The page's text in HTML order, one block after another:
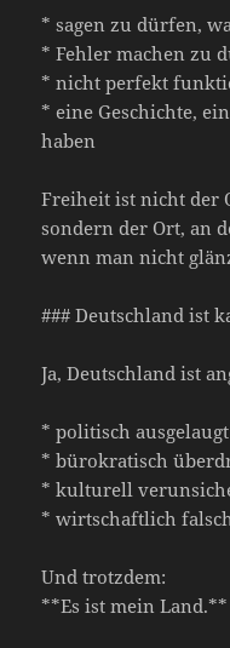
* sagen zu dürfen,
* Fehler machen zu
* nicht perfekt
* eine Geschichte,
haben
Freiheit ist nicht der
sondern der Ort, an
wenn man nicht
### Deutschland ist
Ja, Deutschland ist
* politisch ausgelaugt
* bürokratisch
* kulturell
* wirtschaftlich
Und trotzdem:
**Es ist mein Land.**